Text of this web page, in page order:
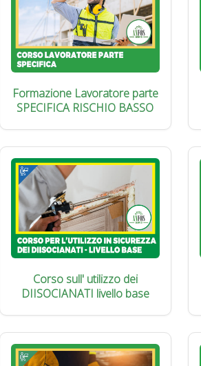
Formazione Lavoratore parte
SPECIFICA RISCHIO BASSO
Corso sull' utilizzo dei
DIISOCIANATI livello base